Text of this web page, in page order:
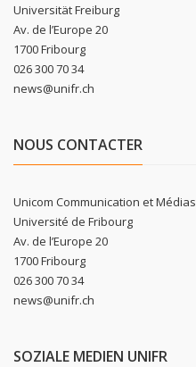
Universität Freiburg
Av. de l’Europe 20
1700 Fribourg
026 300 70 34
news@unifr.ch
NOUS CONTACTER
Unicom Communication et Médias
Université de Fribourg
Av. de l’Europe 20
1700 Fribourg
026 300 70 34
news@unifr.ch
SOZIALE MEDIEN UNIFR